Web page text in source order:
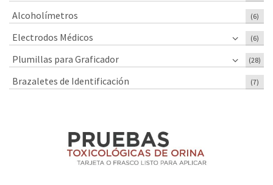
Alcoholímetros (6)
Electrodos Médicos (6)
Plumillas para Graficador (28)
Brazaletes de Identificación (7)